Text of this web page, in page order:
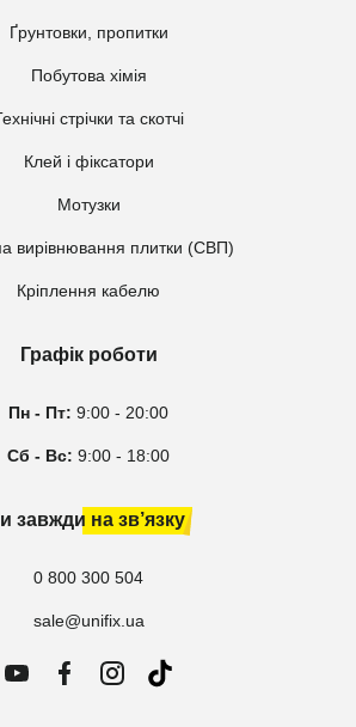
Ґрунтовки, пропитки
Побутова хімія
стрічки та скотчі
Клей і фіксатори
Мотузки
вирівнювання плитки (СВП)
Кріплення кабелю
Графік роботи
Пн - Пт: 9:00 - 20:00
Сб - Вс: 9:00 - 18:00
завжди на зв’язку
0 800 300 504
sale@unifix.ua